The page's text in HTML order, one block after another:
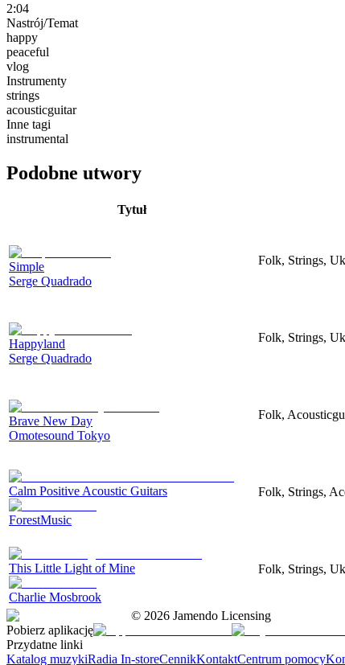
2:04
Nastrój/Temat
happy
peaceful
vlog
Instrumenty
strings
acousticguitar
Inne tagi
instrumental
Podobne utwory
Tytuł
Simple
Serge Quadrado
Folk, Strings,
Happyland
Serge Quadrado
Folk, Strings,
Brave New Day
Omotesound Tokyo
Folk,
Calm Positive Acoustic Guitars
ForestMusic
Folk, Strings,
This Little Light of Mine
Charlie Mosbrook
Folk, Strings,
© 2026 Jamendo Licensing
Pobierz aplikację
Przydatne linki
Katalog muzykiRadia In-storeCennikKontaktCentrum pomocy